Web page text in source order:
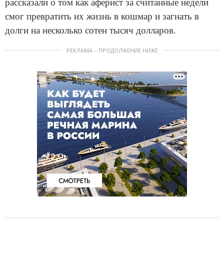
рассказали о том как аферист за считанные недели
смог превратить их жизнь в кошмар и загнать в
долги на несколько сотен тысяч долларов.
РЕКЛАМА – ПРОДОЛЖЕНИЕ НИЖЕ